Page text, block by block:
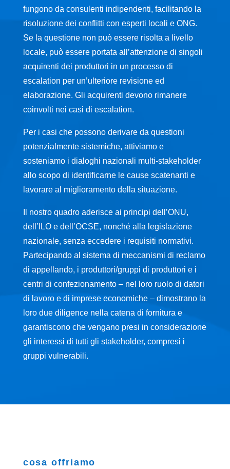
fungono da consulenti indipendenti, facilitando la
risoluzione dei conflitti con esperti locali e ONG.
Se la questione non può essere risolta a livello
locale, può essere portata all’attenzione di singoli
acquirenti dei produttori in un processo di
escalation per un’ulteriore revisione ed
elaborazione. Gli acquirenti devono rimanere
coinvolti nei casi di escalation.
Per i casi che possono derivare da questioni
potenzialmente sistemiche, attiviamo e
sosteniamo i dialoghi nazionali multi-stakeholder
allo scopo di identificarne le cause scatenanti e
lavorare al miglioramento della situazione.
Il nostro quadro aderisce ai principi dell’ONU,
dell’ILO e dell’OCSE, nonché alla legislazione
nazionale, senza eccedere i requisiti normativi.
Partecipando al sistema di meccanismi di reclamo
di appellando, i produttori/gruppi di produttori e i
centri di confezionamento – nel loro ruolo di datori
di lavoro e di imprese economiche – dimostrano la
loro due diligence nella catena di fornitura e
garantiscono che vengano presi in considerazione
gli interessi di tutti gli stakeholder, compresi i
gruppi vulnerabili.
cosa offriamo